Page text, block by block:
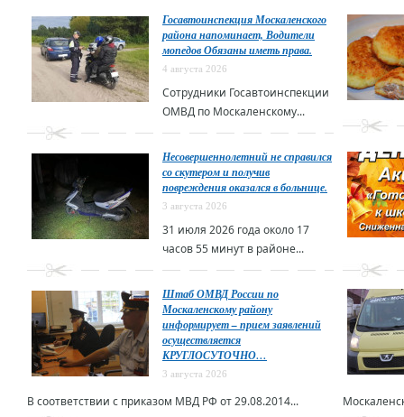
Госавтоинспекция Москаленского
района напоминает, Водители
мопедов Обязаны иметь права.
4 августа 2026
Сотрудники Госавтоинспекции
ОМВД по Москаленскому...
Несовершеннолетний не справился
со скутером и получив
повреждения оказался в больнице.
3 августа 2026
31 июля 2026 года около 17
часов 55 минут в районе...
Штаб ОМВД России по
Москаленскому району
информирует – прием заявлений
осуществляется
КРУГЛОСУТОЧНО…
3 августа 2026
В соответствии с приказом МВД РФ от 29.08.2014...